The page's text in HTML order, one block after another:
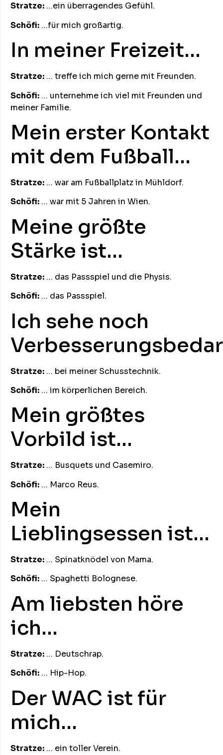
Stratze: …ein überragendes Gefühl.
Schöfi: …für mich großartig.
In meiner Freizeit…
Stratze: … treffe ich mich gerne mit Freunden.
Schöfi: … unternehme ich viel mit Freunden und
meiner Familie.
Mein erster Kontakt
mit dem Fußball…
Stratze: … war am Fußballplatz in Mühldorf.
Schöfi: … war mit 5 Jahren in Wien.
Meine größte
Stärke ist…
Stratze: … das Passspiel und die Physis.
Schöfi: … das Passspiel.
Ich sehe noch
Stratze: … bei meiner Schusstechnik.
Schöfi: … im körperlichen Bereich.
Mein größtes
Vorbild ist…
Stratze: … Busquets und Casemiro.
Schöfi: … Marco Reus.
Mein
Lieblingsessen ist…
Stratze: … Spinatknödel von Mama.
Schöfi: … Spaghetti Bolognese.
Am liebsten höre
ich…
Stratze: … Deutschrap.
Schöfi: … Hip-Hop.
Der WAC ist für
mich…
Stratze: … ein toller Verein.